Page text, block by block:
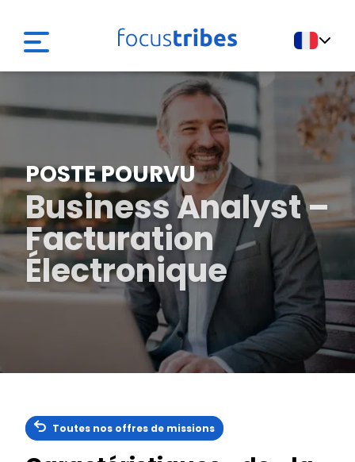
POSTE POURVU
Business Analyst –
Facturation
Électronique
Toutes nos offres de missions